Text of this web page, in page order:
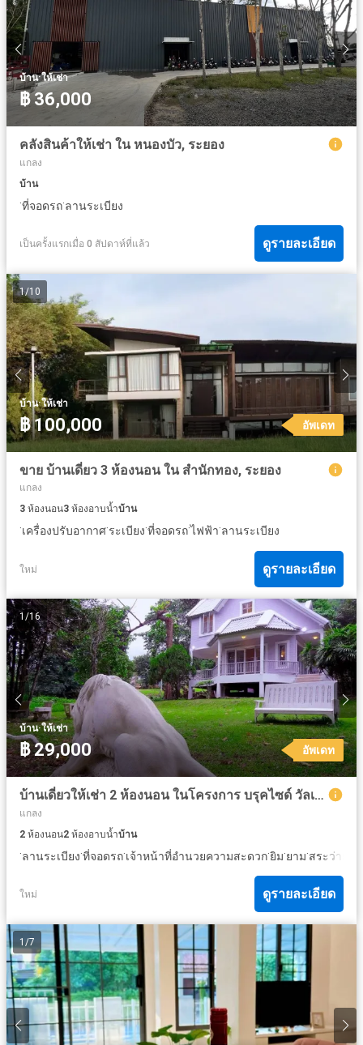
บ้าน·ให้เช่า
฿ 36,000
คลังสินค้าให้เช่า ใน หนองบัว, ระยอง
แกลง
บ้าน
·ที่จอดรถ·ลานระเบียง
เป็นครั้งแรกเมื่อ 0 สัปดาห์ที่แล้ว ดูรายละเอียด
1/10
บ้าน·ให้เช่า
฿ 100,000 อัพเดท
ขาย บ้านเดี่ยว 3 ห้องนอน ใน สำนักทอง, ระยอง
แกลง
3 ห้องนอน3 ห้องอาบน้ำบ้าน
·เครื่องปรับอากาศ·ระเบียง·ที่จอดรถ·ไฟฟ้า·ลานระเบียง
ใหม่ ดูรายละเอียด
1 /16
บ้าน·ให้เช่า
฿ 29,000 อัพเดท
บ้านเดี่ยวให้เช่า 2 ห้องนอน ในโครงการ บรุคไซด์ วัลเล่ย์
แกลง
2 ห้องนอน2 ห้องอาบน้ำบ้าน
·ลานระเบียง·ที่จอดรถ·เจ้าหน้าที่อำนวยความสะดวก·ยิม·ยาม·สระว่ายน้ำ
ใหม่ ดูรายละเอียด
1 /7